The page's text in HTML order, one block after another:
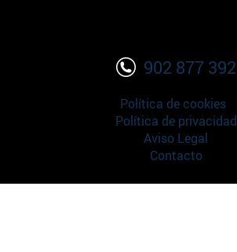
902 877 392
Política de cookies
Política de privacidad
Aviso Legal
Contacto